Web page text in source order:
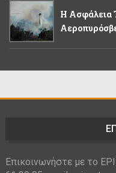
Η Ασφάλεια
Επικοινωνήστε με το